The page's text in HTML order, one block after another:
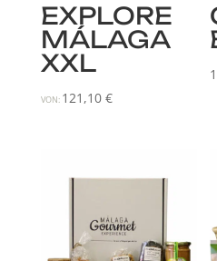
EXPLORE
MÁLAGA
XXL
VON: 121,10 €